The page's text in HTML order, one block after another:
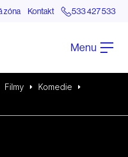
zóna Kontakt 533 427 533
Menu
Filmy
Komedie